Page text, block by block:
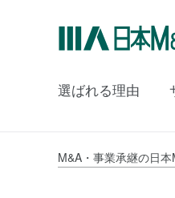
選ばれる理由
M&A・事業承継の日